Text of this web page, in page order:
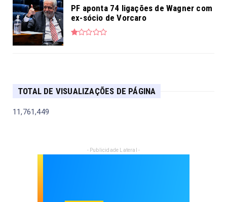
PF aponta 74 ligações de Wagner com
ex-sócio de Vorcaro
TOTAL DE VISUALIZAÇÕES DE PÁGINA
11,761,449
- Publicidade Lateral -